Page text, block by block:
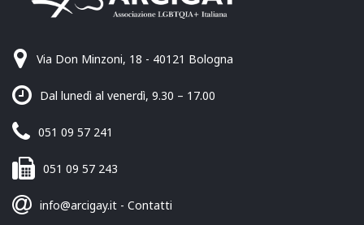
Via Don Minzoni, 18 - 40121 Bologna
Dal lunedì al venerdì, 9.30 – 17.00
051 09 57 241
051 09 57 243
info@arcigay.it - Contatti